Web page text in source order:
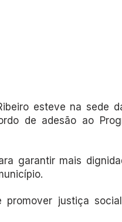
esteve na sede
de adesão ao
garantir mais
promover justiça